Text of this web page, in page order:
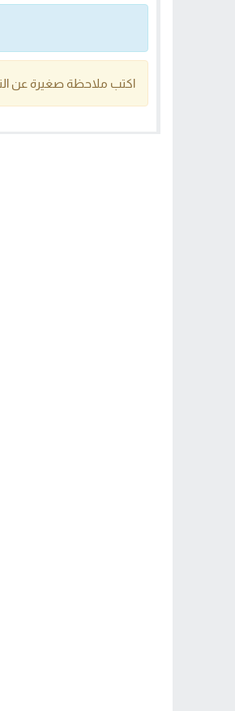
اكتب ملاحظة صغيرة عن